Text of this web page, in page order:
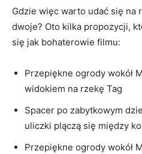
Gdzie więc warto udać się na
dwoje? Oto kilka propozycji,
się jak bohaterowie filmu:
Przepiękne ogrody wokół
widokiem na rzekę Tag
Spacer po zabytkowym
uliczki plączą się między
Przepiękne ogrody wokół